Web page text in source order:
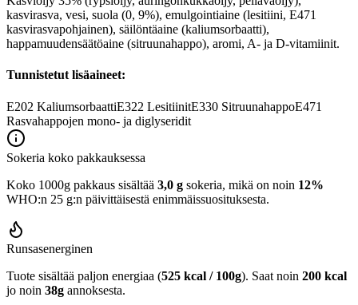
kasvirasva, vesi, suola (0, 9%), emulgointiaine (lesitiini, E471
kasvirasvapohjainen), säilöntäaine (kaliumsorbaatti),
happamuudensäätöaine (sitruunahappo), aromi, A- ja D-vitamiinit.
Tunnistetut lisäaineet:
E202 KaliumsorbaattiE322 LesitiinitE330 SitruunahappoE471
Rasvahappojen mono- ja diglyseridit
Sokeria koko pakkauksessa
Koko 1000g pakkaus sisältää 3,0 g sokeria, mikä on noin 12%
WHO:n 25 g:n päivittäisestä enimmäissuosituksesta.
Runsasenerginen
Tuote sisältää paljon energiaa (525 kcal / 100g). Saat noin 200 kcal
jo noin 38g annoksesta.